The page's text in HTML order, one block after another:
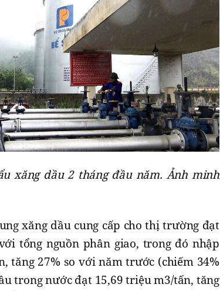
xăng dầu 2 tháng đầu năm. Ảnh minh
xăng dầu cung cấp cho thị trường đạt
tổng nguồn phân giao, trong đó nhập
tăng 27% so với năm trước (chiếm 34%
trong nước đạt 15,69 triệu m3/tấn, tăng